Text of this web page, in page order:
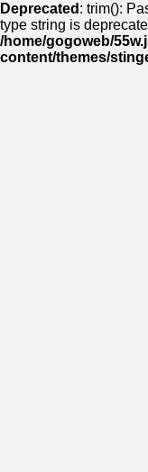
Deprecated : trim():
type string is
/home/gogoweb/
content/themes/